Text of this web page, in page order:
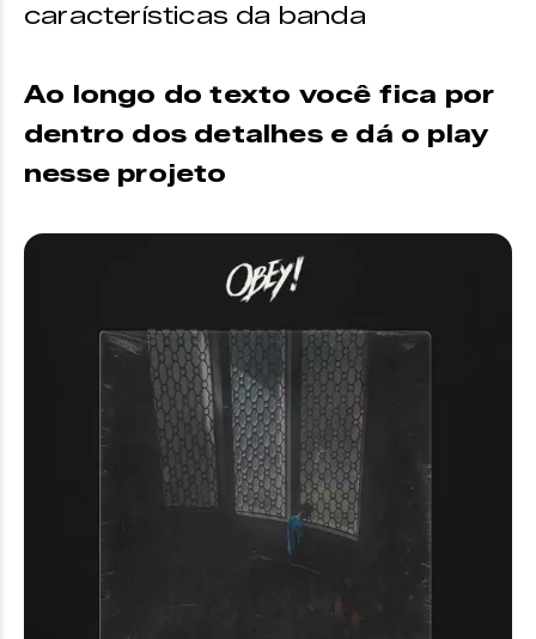
características da banda
Ao longo do texto você fica por
dentro dos detalhes e dá o play
nesse projeto